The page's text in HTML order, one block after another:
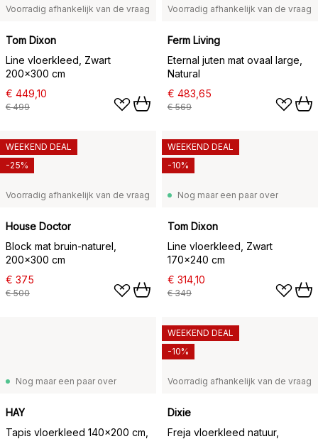
Voorradig afhankelijk van de vraag
Tom Dixon
Line vloerkleed, Zwart
200x300 cm
€ 449,10
€ 499
Voorradig afhankelijk van de vraag
Ferm Living
Eternal juten mat ovaal large,
Natural
€ 483,65
€ 569
Voorradig afhankelijk van de vraag
House Doctor
Block mat bruin-naturel,
200x300 cm
€ 375
€ 500
WEEKEND DEAL
-25%
Nog maar een paar over
Tom Dixon
Line vloerkleed, Zwart
170x240 cm
€ 314,10
€ 349
WEEKEND DEAL
-10%
Nog maar een paar over
HAY
Tapis vloerkleed 140x200 cm,
Voorradig afhankelijk van de vraag
Dixie
Freja vloerkleed natuur,
WEEKEND DEAL
-10%